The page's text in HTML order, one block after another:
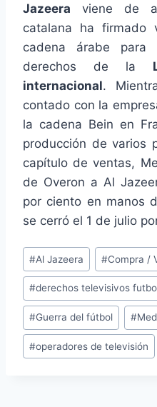
Jazeera viene de
catalana ha firmado
cadena árabe
derechos de la
internacional.
contado con la
la cadena Bein en
producción de varios
capítulo de ventas,
de Overon a Al
por ciento en manos
se cerró el 1 de julio
Etiquetas
de
la
entrada:
#Al Jazeera #Compra /
#derechos televisivos
#Guerra del fútbol #
#operadores de televisión